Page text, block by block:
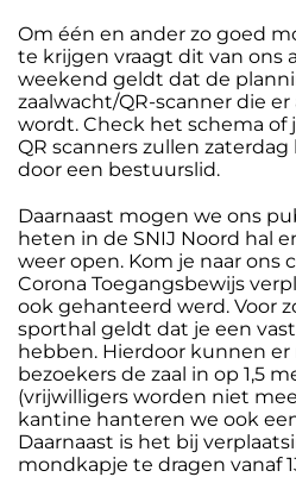
Om één en ander zo goed
te krijgen vraagt dit van ons
weekend geldt dat de
zaalwacht/QR-scanner die
wordt. Check het schema of
QR scanners zullen
door een bestuurslid.
Daarnaast mogen we ons
heten in de SNIJ Noord hal
weer open. Kom je naar ons
Corona Toegangsbewijs
ook gehanteerd werd. Voor
sporthal geldt dat je een
hebben. Hierdoor kunnen er
bezoekers de zaal in op 1,5
(vrijwilligers worden niet
kantine hanteren we ook
Daarnaast is het bij
mondkapje te dragen vanaf